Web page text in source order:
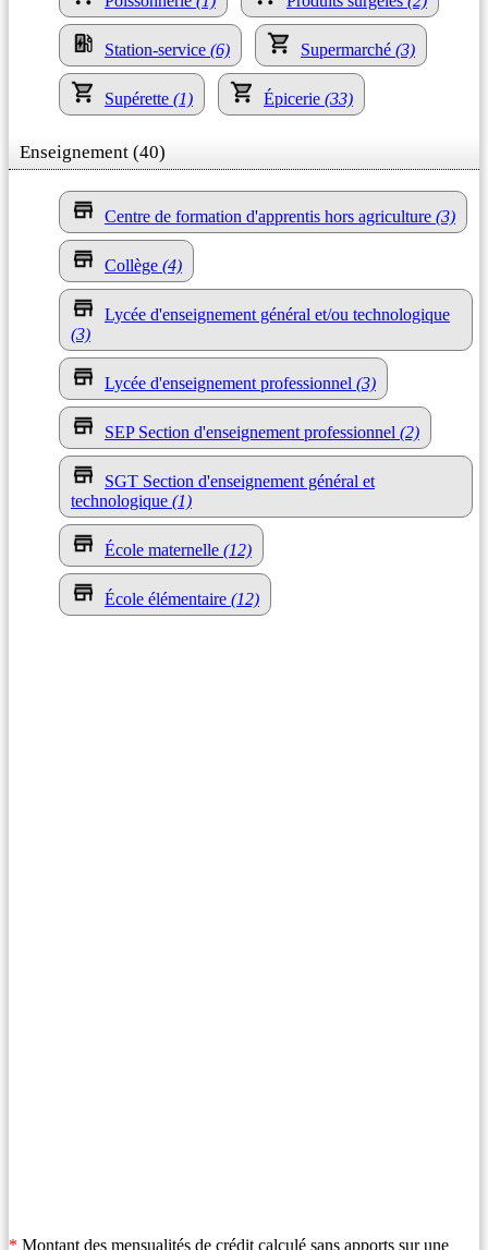
Station-service (6) Supermarché (3)
Supérette (1) Épicerie (33)
Enseignement (40)
Centre de formation d'apprentis hors agriculture (3)
Collège (4)
Lycée d'enseignement général et/ou technologique
(3)
Lycée d'enseignement professionnel (3)
SEP Section d'enseignement professionnel (2)
SGT Section d'enseignement général et
technologique (1)
École maternelle (12)
École élémentaire (12)
* Montant des mensualités de crédit calculé sans apports sur une